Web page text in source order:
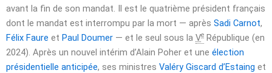
avant la fin de son mandat. Il est le quatrième président français
dont le mandat est interrompu par la mort — après Sadi Carnot,
Félix Faure et Paul Doumer — et le seul sous la Ve République (en
2024). Après un nouvel intérim d’Alain Poher et une élection
présidentielle anticipée, ses ministres Valéry Giscard d’Estaing et